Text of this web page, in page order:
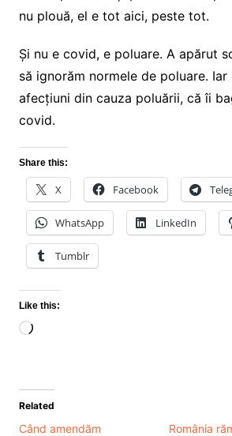
nu plouă, el e tot aici, peste tot.
Și nu e covid, e poluare. A apărut
să ignorăm normele de poluare.
afecțiuni din cauza poluării, că îi
covid.
Share this:
X Facebook
WhatsApp LinkedIn
Tumblr
Like this:
Loading…
Related
Când amendăm
România